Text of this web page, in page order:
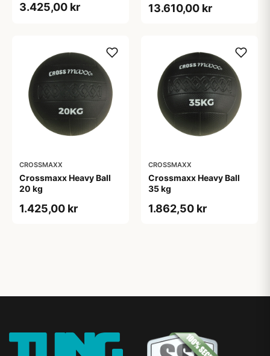
3.425,00 kr 13.610,00 kr
CROSSMAXX
Crossmaxx Heavy Ball
20 kg
1.425,00 kr
CROSSMAXX
Crossmaxx Heavy Ball
35 kg
1.862,50 kr